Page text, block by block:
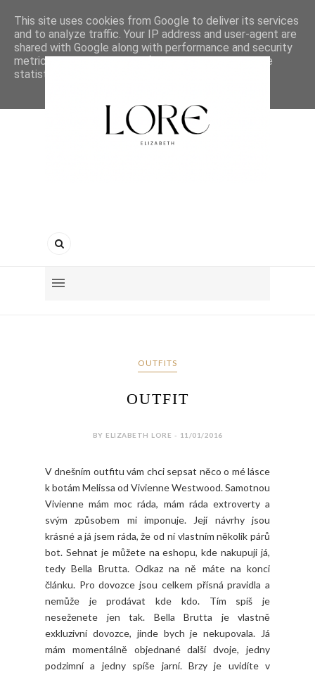
OUTFITS
OUTFIT
BY ELIZABETH LORE - 11/01/2016
V dnešním outfitu vám chci sepsat něco o mé lásce
k botám Melissa od Vivienne Westwood. Samotnou
Vivienne mám moc ráda, mám ráda extroverty a
svým způsobem mi imponuje. Její návrhy jsou
krásné a já jsem ráda, že od ní vlastním několik párů
bot. Sehnat je můžete na eshopu, kde nakupuji já,
tedy Bella Brutta. Odkaz na ně máte na konci
článku. Pro dovozce jsou celkem přísná pravidla a
nemůže je prodávat kde kdo. Tím spíš je
neseženete jen tak. Bella Brutta je vlastně
exkluzivní dovozce, jinde bych je nekupovala. Já
mám momentálně objednané další dvoje, jedny
podzimní a jedny spíše jarní. Brzy je uvidíte v
This site uses cookies from Google to deliver its services
and to analyze traffic. Your IP address and user-agent are
shared with Google along with performance and security
metrics to ensure quality of service, generate usage
statistics, and to detect and address abuse.